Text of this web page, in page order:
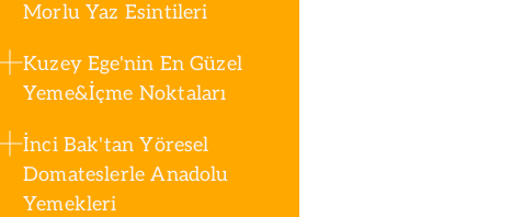
Morlu Yaz Esintileri
Kuzey Ege'nin En Güzel
Yeme&İçme Noktaları
İnci Bak'tan Yöresel
Domateslerle Anadolu
Yemekleri